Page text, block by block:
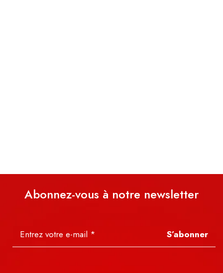
Abonnez-vous à notre newsletter
S’abonner